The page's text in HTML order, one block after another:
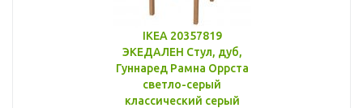
IKEA 20357819
ЭКЕДАЛЕН Стул, дуб,
Гуннаред Рамна Оррста
светло-серый
классический серый